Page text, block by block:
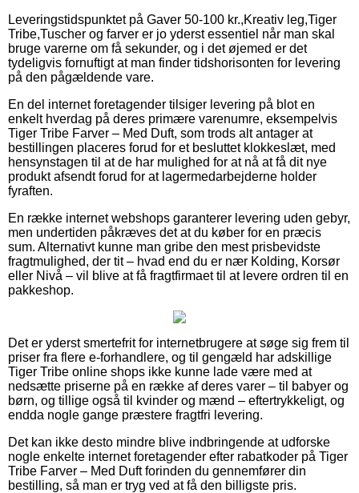
Leveringstidspunktet på Gaver 50-100 kr.,Kreativ leg,Tiger
Tribe,Tuscher og farver er jo yderst essentiel når man skal
bruge varerne om få sekunder, og i det øjemed er det
tydeligvis fornuftigt at man finder tidshorisonten for levering
på den pågældende vare.
En del internet foretagender tilsiger levering på blot en
enkelt hverdag på deres primære varenumre, eksempelvis
Tiger Tribe Farver – Med Duft, som trods alt antager at
bestillingen placeres forud for et besluttet klokkeslæt, med
hensynstagen til at de har mulighed for at nå at få dit nye
produkt afsendt forud for at lagermedarbejderne holder
fyraften.
En række internet webshops garanterer levering uden gebyr,
men undertiden påkræves det at du køber for en præcis
sum. Alternativt kunne man gribe den mest prisbevidste
fragtmulighed, der tit – hvad end du er nær Kolding, Korsør
eller Nivå – vil blive at få fragtfirmaet til at levere ordren til en
pakkeshop.
Det er yderst smertefrit for internetbrugere at søge sig frem til
priser fra flere e-forhandlere, og til gengæld har adskillige
Tiger Tribe online shops ikke kunne lade være med at
nedsætte priserne på en række af deres varer – til babyer og
børn, og tillige også til kvinder og mænd – eftertrykkeligt, og
endda nogle gange præstere fragtfri levering.
Det kan ikke desto mindre blive indbringende at udforske
nogle enkelte internet foretagender efter rabatkoder på Tiger
Tribe Farver – Med Duft forinden du gennemfører din
bestilling, så man er tryg ved at få den billigste pris.